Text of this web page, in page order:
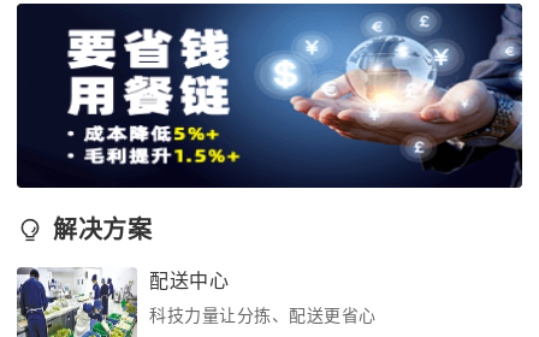
解决方案
配送中心
科技力量让分拣、配送更省心